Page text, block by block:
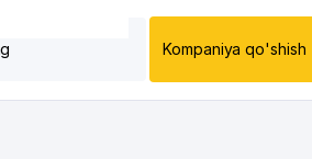
Kompaniya qo'shish